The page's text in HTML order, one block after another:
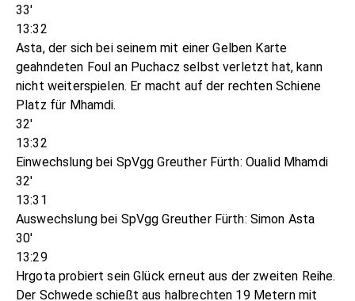
33'
13:32
Asta, der sich bei seinem mit einer Gelben Karte
geahndeten Foul an Puchacz selbst verletzt hat, kann
nicht weiterspielen. Er macht auf der rechten Schiene
Platz für Mhamdi.
32'
13:32
Einwechslung bei SpVgg Greuther Fürth: Oualid Mhamdi
32'
13:31
Auswechslung bei SpVgg Greuther Fürth: Simon Asta
30'
13:29
Hrgota probiert sein Glück erneut aus der zweiten Reihe.
Der Schwede schießt aus halbrechten 19 Metern mit